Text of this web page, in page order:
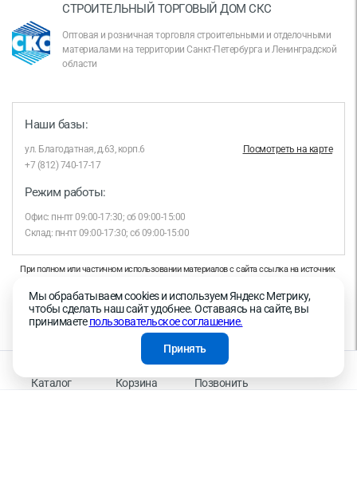
Каталог Корзина Позвонить
СТРОИТЕЛЬНЫЙ ТОРГОВЫЙ ДОМ СКС
Оптовая и розничная торговля строительными и отделочными
материалами на территории Санкт-Петербурга и Ленинградской
области
Наши базы:
ул. Благодатная, д.63, корп.6
Посмотреть на карте
+7 (812) 740-17-17
Режим работы:
Офис: пн-пт 09:00-17:30; сб 09:00-15:00
Склад: пн-пт 09:00-17:30; сб 09:00-15:00
При полном или частичном использовании материалов с сайта ссылка на источник
Продолжая работу с сайтом, вы даете согласие на использование сайтом cookies и
на обработку персональных данных в целях функционирования сайта, проведения
ретаргетинга, статистических исследований, улучшения сервиса и предоставления
релевантной рекламной информации на основе ваших предпочтений и интересов.
На информационном ресурсе применяются рекомендательные технологии —
Правила применения рекомендательных технологий
Мы обрабатываем cookies и используем Яндекс Метрику,
чтобы сделать наш сайт удобнее. Оставаясь на сайте, вы
принимаетепользовательское соглашение.
Принять